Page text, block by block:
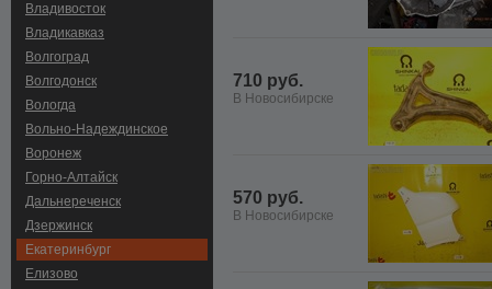
Владивосток
Владикавказ
Волгоград
Волгодонск
Вологда
Вольно-Hадеждинское
Воронеж
Горно-Алтайск
Дальнереченск
Дзержинск
Екатеринбург
Елизово
710 руб.
В Новосибирске
570 руб.
В Новосибирске